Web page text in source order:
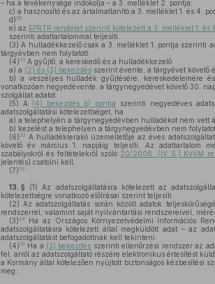
– ha a tevékenysége indokolja – a 3. melléklet 2. pontja;
c) a hasznosító és az ártalmatlanító a 3. melléklet 1. és 4.
d) 30
e) az EPRTR rendelet szerinti kötelezett a 3. melléklet 1. és
szerinti adattartalommal teljesíti.
(3) A hulladékkezelő csak a 3. melléklet 1. pontja szerinti
tárgyévben nem folytatott.
(4) 31 A gyűjtő, a kereskedő és a hulladékkezelő
a) a (2) és (3) bekezdésszerint évente, a tárgyévet követő
b) a veszélyes hulladék gyűjtésére, kereskedelemére
vonatkozóan negyedévente, a tárgynegyedévet követő 30.
szolgáltat adatot.
(5) A (4) bekezdés b) pontja szerinti negyedéves
adatszolgáltatási kötelezettséget, ha
a) a telephelyén a tárgynegyedévben hulladékot nem vett
b) kezelést a telephelyen a tárgynegyedévben nem
(6) 32 A hulladéklerakó üzemeltetője az éves
követő év március 1. napjáig teljesíti. Az adattartalom
szabályokról és feltételekről szóló 20/2006. (IV. 5.) KvVM
jelentés) csatolni kell.
(7) 33
13. § (1) Az adatszolgáltatásra kötelezett az
kötelezettségre vonatkozó előírásai szerint teljesíti.
(2) Az adatszolgáltatás során közölt adatok
rendszerrel, valamint saját nyilvántartási rendszereivel,
(3) 34Ha az Országos Környezetvédelmi Információs
adatszolgáltatásra kötelezett által megküldött adat – az
adatszolgáltatást befogadottnak kell tekinteni.
(4) 35Ha a (3) bekezdés szerinti ellenőrzési rendszer az
fel, arról az adatszolgáltató részére elektronikus értesítést
a Kormány által kötelezően nyújtott biztonságos kézbesítési
meg.